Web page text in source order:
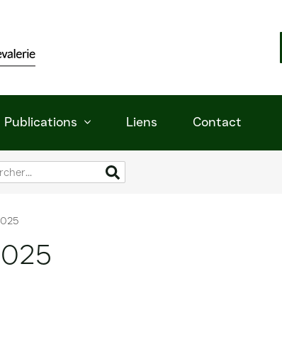
Publications Liens Contact